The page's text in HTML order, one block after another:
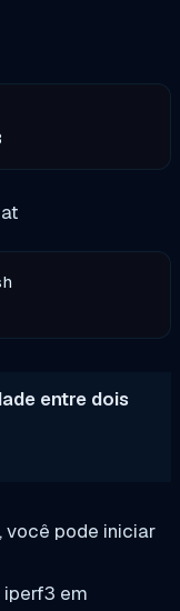
entre dois
você pode iniciar
iperf3 em